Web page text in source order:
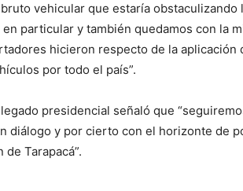
vehicular que estaría
particular y también quedamos con la
hicieron respecto de la aplicación
por todo el país”.
presidencial señaló que
diálogo y por cierto con el horizonte de
Tarapacá”.